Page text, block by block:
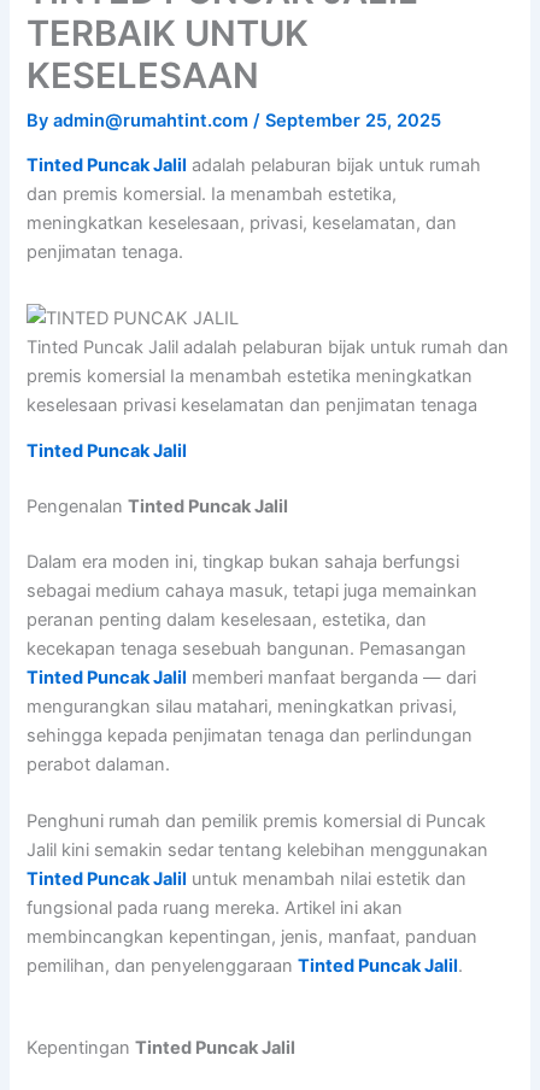
TERBAIK UNTUK
KESELESAAN
Byadmin@rumahtint.com/September 25, 2025
Tinted Puncak Jalil adalah pelaburan bijak untuk rumah
dan premis komersial. Ia menambah estetika,
meningkatkan keselesaan, privasi, keselamatan, dan
penjimatan tenaga.
Tinted Puncak Jalil adalah pelaburan bijak untuk rumah dan
premis komersial Ia menambah estetika meningkatkan
keselesaan privasi keselamatan dan penjimatan tenaga
Tinted Puncak Jalil
PengenalanTinted Puncak Jalil
Dalam era moden ini, tingkap bukan sahaja berfungsi
sebagai medium cahaya masuk, tetapi juga memainkan
peranan penting dalam keselesaan, estetika, dan
kecekapan tenaga sesebuah bangunan. Pemasangan
Tinted Puncak Jalil memberi manfaat berganda — dari
mengurangkan silau matahari, meningkatkan privasi,
sehingga kepada penjimatan tenaga dan perlindungan
perabot dalaman.
Penghuni rumah dan pemilik premis komersial di Puncak
Jalil kini semakin sedar tentang kelebihan menggunakan
Tinted Puncak Jalil untuk menambah nilai estetik dan
fungsional pada ruang mereka. Artikel ini akan
membincangkan kepentingan, jenis, manfaat, panduan
pemilihan, dan penyelenggaraanTinted Puncak Jalil.
KepentinganTinted Puncak Jalil